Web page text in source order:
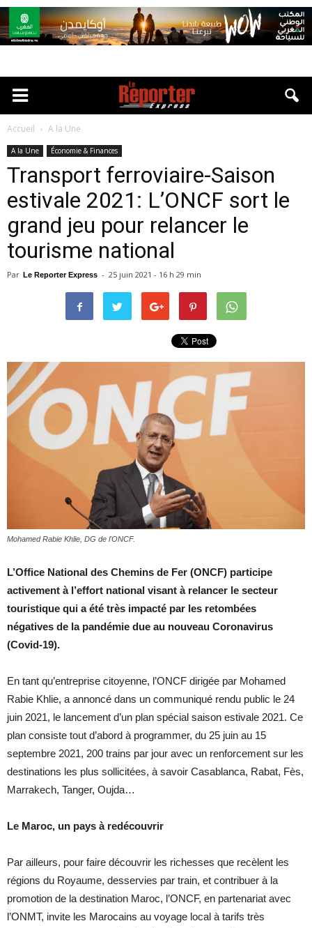
Accueil A la Une
A la Une Économie & Finances
Transport ferroviaire-Saison
estivale 2021: L’ONCF sort le
grand jeu pour relancer le
tourisme national
Par Le Reporter Express - 25 juin 2021 - 16 h 29 min
Mohamed Rabie Khlie, DG de l'ONCF.
L’Office National des Chemins de Fer (ONCF) participe
activement à l’effort national visant à relancer le secteur
touristique qui a été très impacté par les retombées
négatives de la pandémie due au nouveau Coronavirus
(Covid-19).
En tant qu’entreprise citoyenne, l’ONCF dirigée par Mohamed
Rabie Khlie, a annoncé dans un communiqué rendu public le 24
juin 2021, le lancement d’un plan spécial saison estivale 2021. Ce
plan consiste tout d’abord à programmer, du 25 juin au 15
septembre 2021, 200 trains par jour avec un renforcement sur les
destinations les plus sollicitées, à savoir Casablanca, Rabat, Fès,
Marrakech, Tanger, Oujda…
Le Maroc, un pays à redécouvrir
Par ailleurs, pour faire découvrir les richesses que recèlent les
régions du Royaume, desservies par train, et contribuer à la
promotion de la destination Maroc, l’ONCF, en partenariat avec
l’ONMT, invite les Marocains au voyage local à tarifs très